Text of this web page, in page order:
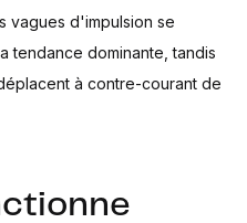
vagues d'impulsion se
tendance dominante, tandis
à contre-courant de